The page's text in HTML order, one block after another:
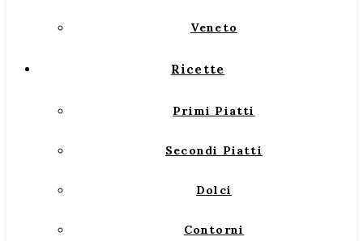
Veneto
Ricette
Primi Piatti
Secondi Piatti
Dolci
Contorni